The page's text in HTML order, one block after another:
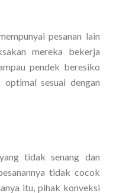
pesanan lain
mereka bekerja
pendek beresiko
sesuai dengan
tidak senang dan
tidak cocok
itu, pihak konveksi